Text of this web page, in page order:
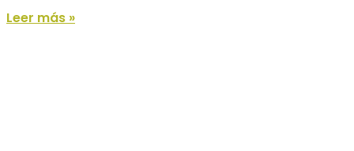
Leer más »